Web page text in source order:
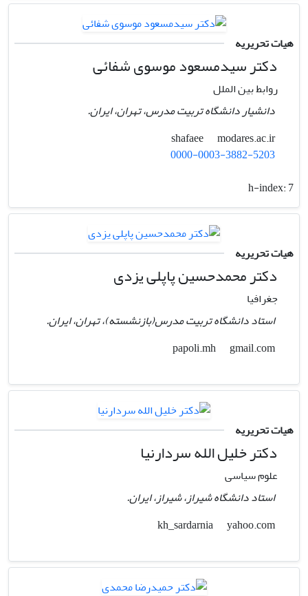
هیات تحریریه
دکتر سیدمسعود موسوی شفائی
روابط بین الملل
دانشیار دانشگاه تربیت مدرس، تهران، ایران.
shafaee
modares.ac.ir
0000-0003-3882-5203
h-index:7
هیات تحریریه
دکتر محمدحسین پاپلی یزدی
جغرافیا
استاد دانشگاه تربیت مدرس(بازنشسته)، تهران، ایران.
gmail.com
هیات تحریریه
دکتر خلیل الله سردارنیا
علوم سیاسی
استاد دانشگاه شیراز، شیراز، ایران.
yahoo.com